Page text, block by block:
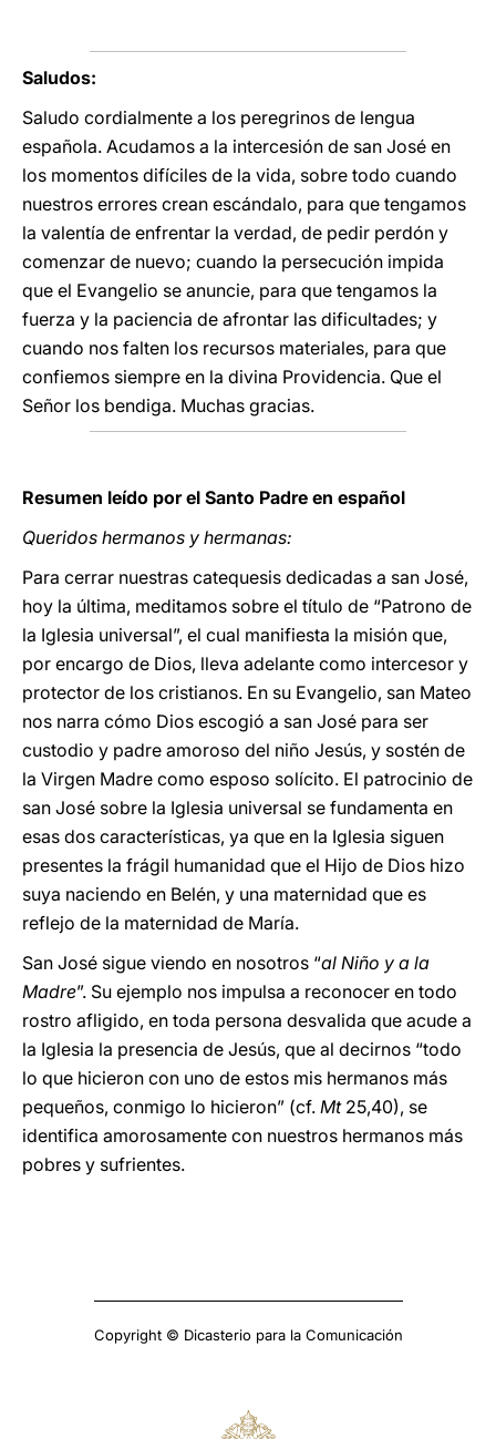
Saludos:
Saludo cordialmente a los peregrinos de lengua
española. Acudamos a la intercesión de san José en
los momentos difíciles de la vida, sobre todo cuando
nuestros errores crean escándalo, para que tengamos
la valentía de enfrentar la verdad, de pedir perdón y
comenzar de nuevo; cuando la persecución impida
que el Evangelio se anuncie, para que tengamos la
fuerza y la paciencia de afrontar las dificultades; y
cuando nos falten los recursos materiales, para que
confiemos siempre en la divina Providencia. Que el
Señor los bendiga. Muchas gracias.
Resumen leído por el Santo Padre en español
Queridos hermanos y hermanas:
Para cerrar nuestras catequesis dedicadas a san José,
hoy la última, meditamos sobre el título de “Patrono de
la Iglesia universal”, el cual manifiesta la misión que,
por encargo de Dios, lleva adelante como intercesor y
protector de los cristianos. En su Evangelio, san Mateo
nos narra cómo Dios escogió a san José para ser
custodio y padre amoroso del niño Jesús, y sostén de
la Virgen Madre como esposo solícito. El patrocinio de
san José sobre la Iglesia universal se fundamenta en
esas dos características, ya que en la Iglesia siguen
presentes la frágil humanidad que el Hijo de Dios hizo
suya naciendo en Belén, y una maternidad que es
reflejo de la maternidad de María.
San José sigue viendo en nosotros “al Niño y a la
Madre”. Su ejemplo nos impulsa a reconocer en todo
rostro afligido, en toda persona desvalida que acude a
la Iglesia la presencia de Jesús, que al decirnos “todo
lo que hicieron con uno de estos mis hermanos más
pequeños, conmigo lo hicieron” (cf. Mt25,40), se
identifica amorosamente con nuestros hermanos más
pobres y sufrientes.
Copyright © Dicasterio para la Comunicación